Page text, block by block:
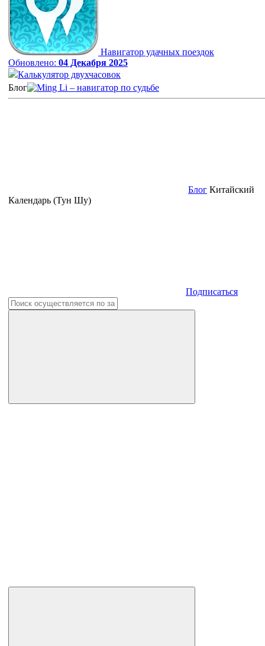
Навигатор удачных поездок
Обновлено: 04 Декабря 2025
Калькулятор двухчасовок
Блог
Блог Китайский
Календарь (Тун Шу)
Подписаться